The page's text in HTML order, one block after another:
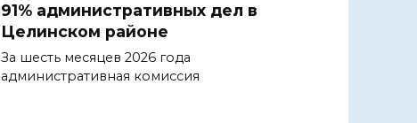
91% административных дел в
Целинском районе
За шесть месяцев 2026 года
административная комиссия